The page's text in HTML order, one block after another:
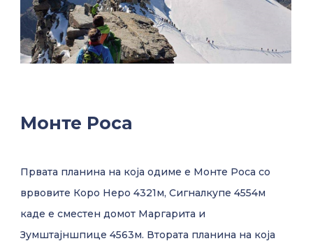
Монте Роса
Првата планина на која одиме е Монте Роса со
врвовите Коро Неро 4321м, Сигналкупе 4554м
каде е сместен домот Маргарита и
Зумштајншпице 4563м. Втората планина на која